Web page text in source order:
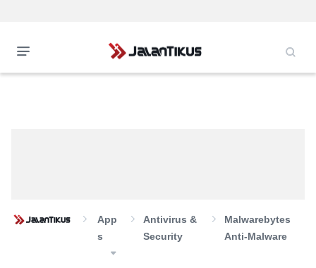
App
S
Antivirus &
Security
Malwarebytes
Anti-Malware